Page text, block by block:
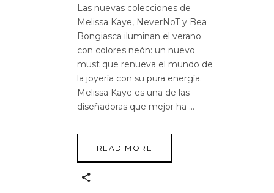
Las nuevas colecciones de
Melissa Kaye, NeverNoT y Bea
Bongiasca iluminan el verano
con colores neón: un nuevo
must que renueva el mundo de
la joyería con su pura energía.
Melissa Kaye es una de las
diseñadoras que mejor ha
READ MORE